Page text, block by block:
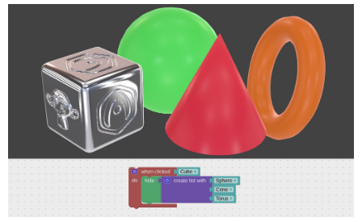
Руководство для начинающих
Настройка вьюпорта
Освещение и рендеринг
Камера
Материалы и текстурные ноды
Анимация
Бленд шейпы (морфинг)
Тени